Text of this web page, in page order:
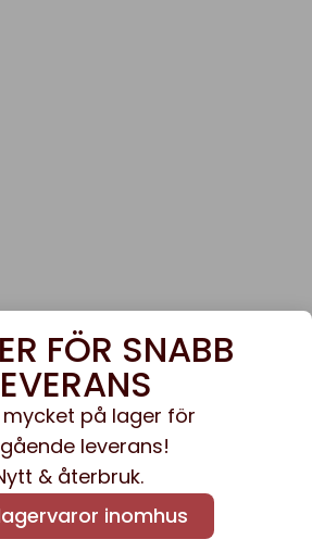
FÖR SNABB
mycket på lager för
leverans!
& återbruk.
inomhus